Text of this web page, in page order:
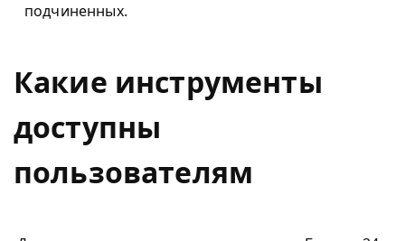
подчиненных.
Какие инструменты
доступны
пользователям